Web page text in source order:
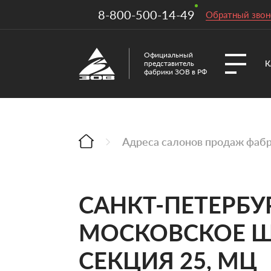
8-800-500-14-49 Обратный
Официальный
представитель
фабрики ЗОВ в РФ
Адреса салонов продаж
САНКТ-
МОСКОВСКОЕ
СЕКЦИЯ 25, МЦ